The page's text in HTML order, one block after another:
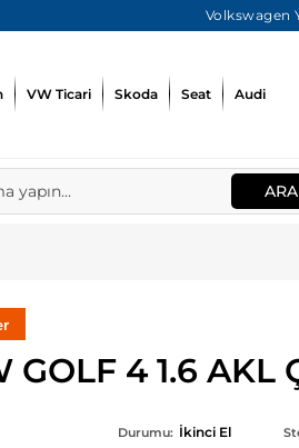
Volkswagen
VW Ticari Skoda Seat Audi
ARA
GOLF 4 1.6 AKL
Durumu: İkinci El